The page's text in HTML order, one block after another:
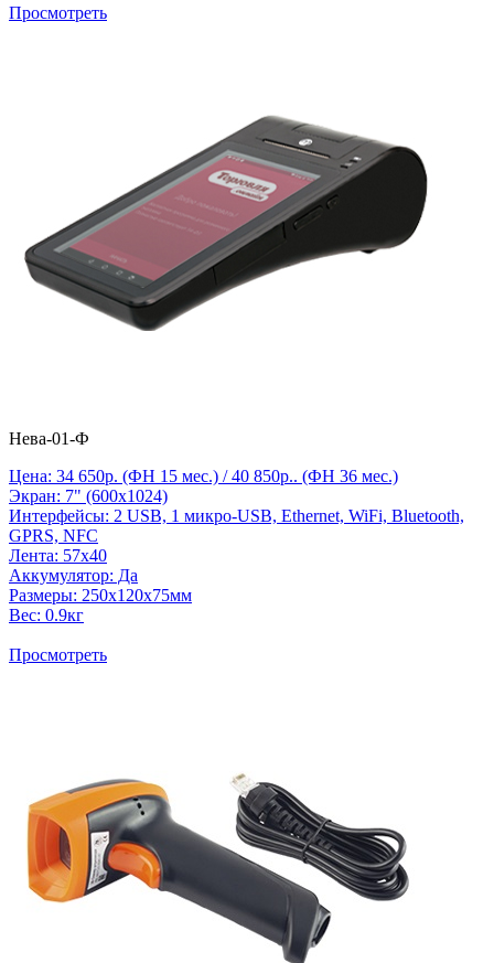
Просмотреть
Нева-01-Ф
Цена: 34 650р. (ФН 15 мес.) / 40 850р.. (ФН 36 мес.)
Экран: 7" (600х1024)
Интерфейсы: 2 USB, 1 микро-USB, Ethernet, WiFi, Bluetooth,
GPRS, NFC
Лента: 57х40
Аккумулятор: Да
Размеры: 250х120х75мм
Вес: 0.9кг
Просмотреть